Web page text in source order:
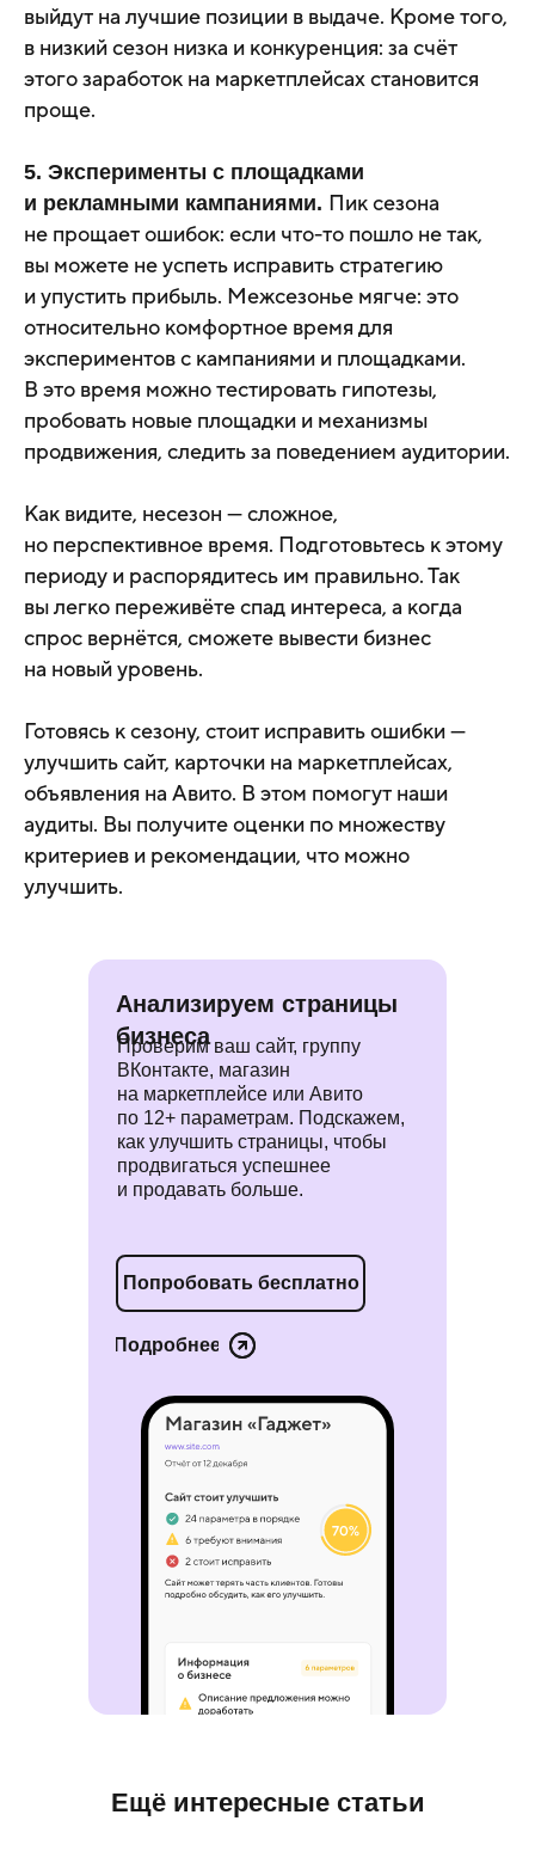
выйдут на лучшие позиции в выдаче. Кроме того,
в низкий сезон низка и конкуренция: за счёт
этого заработок на маркетплейсах становится
проще.
5. Эксперименты с площадками
и рекламными кампаниями. Пик сезона
не прощает ошибок: если что-то пошло не так,
вы можете не успеть исправить стратегию
и упустить прибыль. Межсезонье мягче: это
относительно комфортное время для
экспериментов с кампаниями и площадками.
В это время можно тестировать гипотезы,
пробовать новые площадки и механизмы
продвижения, следить за поведением аудитории.
Как видите, несезон — сложное,
но перспективное время. Подготовьтесь к этому
периоду и распорядитесь им правильно. Так
вы легко переживёте спад интереса, а когда
спрос вернётся, сможете вывести бизнес
на новый уровень.
Готовясь к сезону, стоит исправить ошибки —
улучшить сайт, карточки на маркетплейсах,
объявления на Авито. В этом помогут наши
аудиты. Вы получите оценки по множеству
критериев и рекомендации, что можно
улучшить.
Анализируем страницы
бизнеса
Проверим ваш сайт, группу
ВКонтакте, магазин
на маркетплейсе или Авито
по 12+ параметрам. Подскажем,
как улучшить страницы, чтобы
продвигаться успешнее
и продавать больше.
Попробовать бесплатно
Подробнее
Ещё интересные статьи